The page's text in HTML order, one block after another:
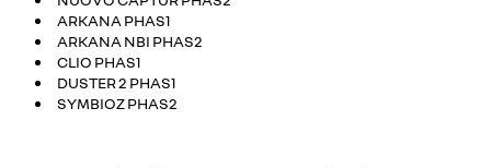
ARKANA PHAS1
ARKANA NBI PHAS2
CLIO PHAS1
DUSTER 2 PHAS1
SYMBIOZ PHAS2